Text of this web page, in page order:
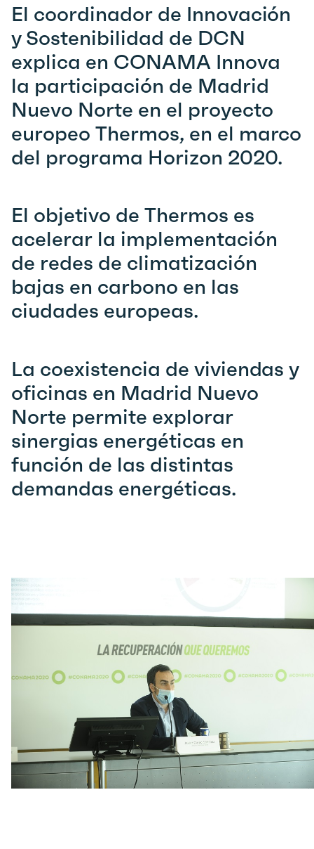
El coordinador de Innovación
y Sostenibilidad de DCN
explica en CONAMA Innova
la participación de Madrid
Nuevo Norte en el proyecto
europeo Thermos, en el marco
del programa Horizon 2020.
El objetivo de Thermos es
acelerar la implementación
de redes de climatización
bajas en carbono en las
ciudades europeas.
La coexistencia de viviendas y
oficinas en Madrid Nuevo
Norte permite explorar
sinergias energéticas en
función de las distintas
demandas energéticas.